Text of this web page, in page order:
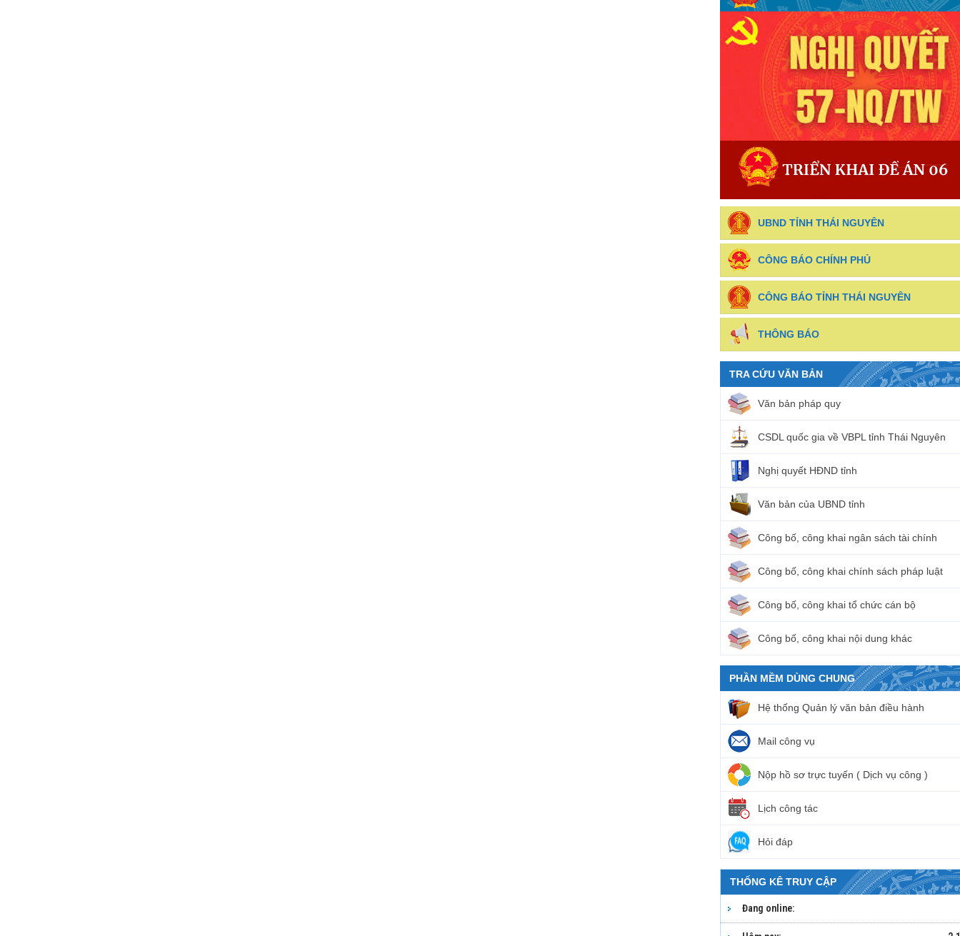
UBND TỈNH THÁI NGUYÊN
CÔNG BÁO CHÍNH PHỦ
CÔNG BÁO TỈNH THÁI NGUYÊN
THÔNG BÁO
TRA CỨU VĂN BẢN
Văn bản pháp quy
CSDL quốc gia về VBPL tỉnh Thái Nguyên
Nghị quyết HĐND tỉnh
Văn bản của UBND tỉnh
Công bố, công khai ngân sách tài chính
Công bố, công khai chính sách pháp luật
Công bố, công khai tổ chức cán bộ
Công bố, công khai nội dung khác
PHẦN MỀM DÙNG CHUNG
Hệ thống Quản lý văn bản điều hành
Mail công vụ
Nộp hồ sơ trực tuyến ( Dịch vụ công )
Lịch công tác
Hỏi đáp
THỐNG KÊ TRUY CẬP
Đang online: